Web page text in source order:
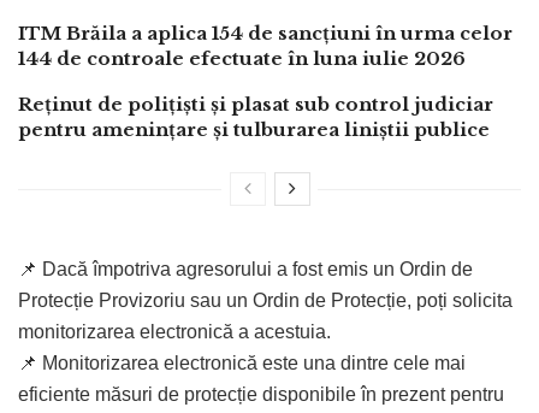
ITM Brăila a aplica 154 de sancțiuni în urma celor
144 de controale efectuate în luna iulie 2026
Reținut de polițiști și plasat sub control judiciar
pentru amenințare și tulburarea liniștii publice
📌 Dacă împotriva agresorului a fost emis un Ordin de
Protecție Provizoriu sau un Ordin de Protecție, poți solicita
monitorizarea electronică a acestuia.
📌 Monitorizarea electronică este una dintre cele mai
eficiente măsuri de protecție disponibile în prezent pentru